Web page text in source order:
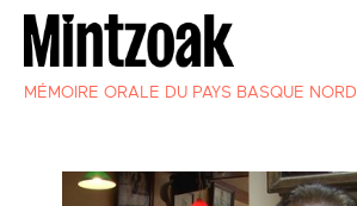
MÉMOIRE ORALE DU PAYS BASQUE NORD